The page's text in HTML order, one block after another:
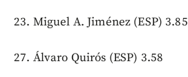
23. Miguel A. Jiménez (ESP) 3.85
27. Álvaro Quirós (ESP) 3.58